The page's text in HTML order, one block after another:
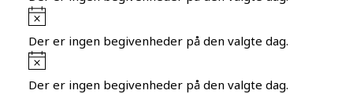
Notice
Der er ingen begivenheder på den valgte dag.
Notice
Der er ingen begivenheder på den valgte dag.